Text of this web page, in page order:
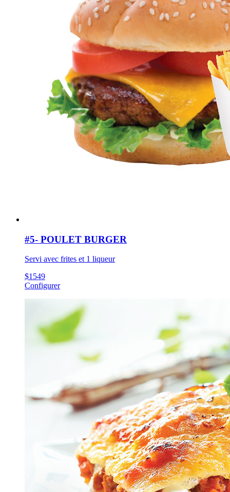
#5- POULET BURGER
Servi avec frites et 1 liqueur
$1549
Configurer